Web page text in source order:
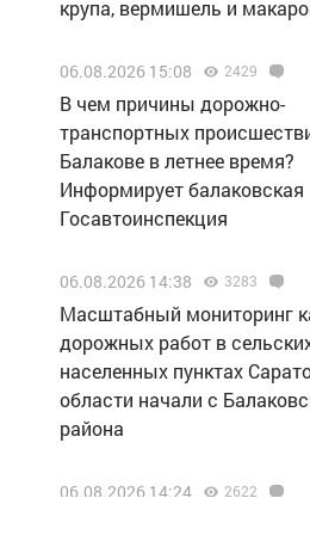
крупа, вермишель и
06.08.2026 15:08 2429
В чем причины дорожно-
транспортных
Балакове в летнее время?
Информирует балаковская
Госавтоинспекция
06.08.2026 14:38 3283
Масштабный мониторинг
дорожных работ в
населенных пунктах
области начали с
района
06.08.2026 14:24 2622